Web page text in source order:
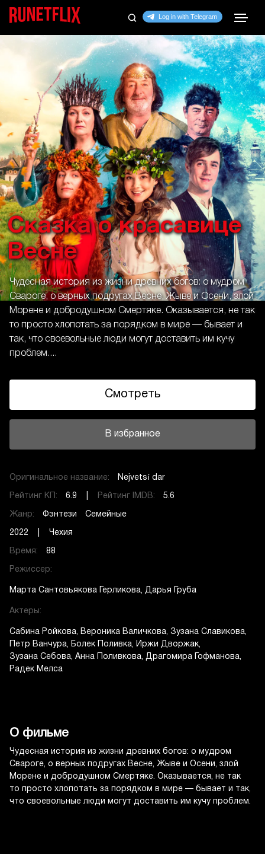
Сказка о красавице
Весне
Чудесная история из жизни древних богов: о мудром
Свароге, о верных подругах Весне, Жыве и Осени, злой
Морене и добродушном Смертяке. Оказывается, не так
то просто хлопотать за порядком в мире — бывает и
так, что своевольные люди могут доставить им кучу
проблем....
Смотреть
В избранное
Оригинальное название: Nejvetsí dar
Рейтинг КП: 6.9 | Рейтинг IMDB: 5.6
Жанр: Фэнтези Семейные
2022 | Чехия
Время: 88
Режиссер:
Марта Сантовьякова Герликова Дарья Груба
Актеры:
Сабина Ройкова Вероника Валичкова
Зузана Славикова
Петр Ванчура
Болек Поливка
Иржи Дворжак
Зузана Себова Анна Поливкова Драгомира Гофманова
Радек Мелса
О фильме
Чудесная история из жизни древних богов: о мудром
Свароге, о верных подругах Весне, Жыве и Осени, злой
Морене и добродушном Смертяке. Оказывается, не так
то просто хлопотать за порядком в мире — бывает и так,
что своевольные люди могут доставить им кучу проблем.